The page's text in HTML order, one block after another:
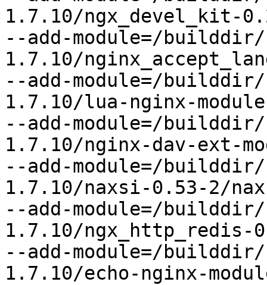
1.7.10/ngx_devel_kit-
--add-module=/
1.7.10/
--add-module=/
1.7.10/lua-nginx-
--add-module=/
1.7.10/nginx-dav-ext-
--add-module=/
1.7.10/naxsi-0.53-2/
--add-module=/
1.7.10/ngx_http_redis-
--add-module=/
1.7.10/echo-nginx-